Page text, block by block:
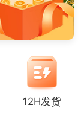
12H发货